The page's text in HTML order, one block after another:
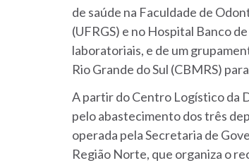
de saúde na Faculdade de
(UFRGS) e no Hospital Banco
laboratoriais, e de um
Rio Grande do Sul (CBMRS)
A partir do Centro Logístico da
pelo abastecimento dos três
operada pela Secretaria de
Região Norte, que organiza o